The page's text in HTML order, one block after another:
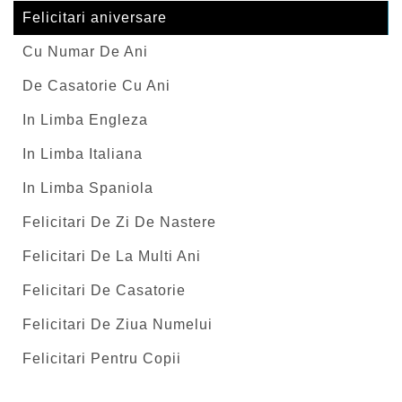
Felicitari aniversare
Cu Numar De Ani
De Casatorie Cu Ani
In Limba Engleza
In Limba Italiana
In Limba Spaniola
Felicitari De Zi De Nastere
Felicitari De La Multi Ani
Felicitari De Casatorie
Felicitari De Ziua Numelui
Felicitari Pentru Copii